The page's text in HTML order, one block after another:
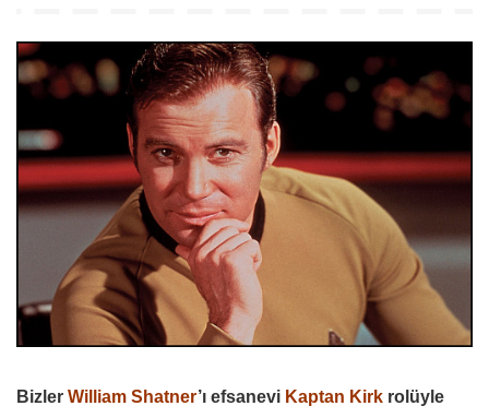
Bizler William Shatner’ı efsanevi Kaptan Kirk rolüyle